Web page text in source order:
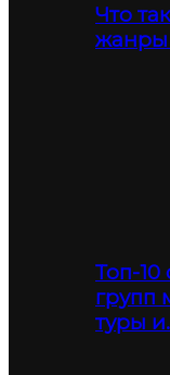
Что
жанры
Топ-
групп
туры